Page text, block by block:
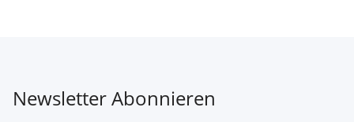
Newsletter Abonnieren